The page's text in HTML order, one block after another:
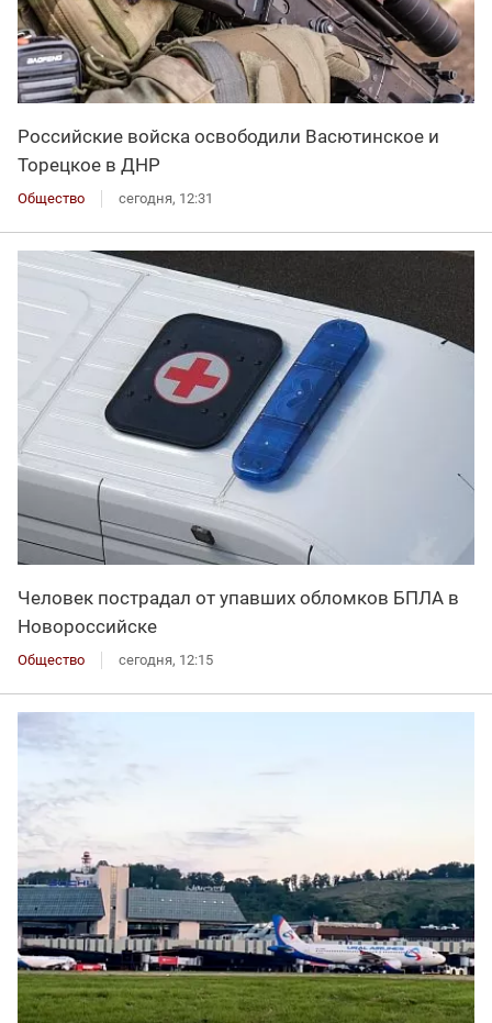
Российские войска освободили Васютинское и
Торецкое в ДНР
Общество сегодня, 12:31
Человек пострадал от упавших обломков БПЛА в
Новороссийске
Общество сегодня, 12:15